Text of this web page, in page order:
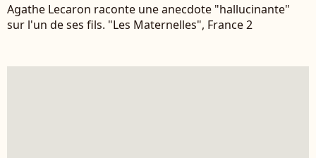
Agathe Lecaron raconte une anecdote "hallucinante"
sur l'un de ses fils. "Les Maternelles", France 2